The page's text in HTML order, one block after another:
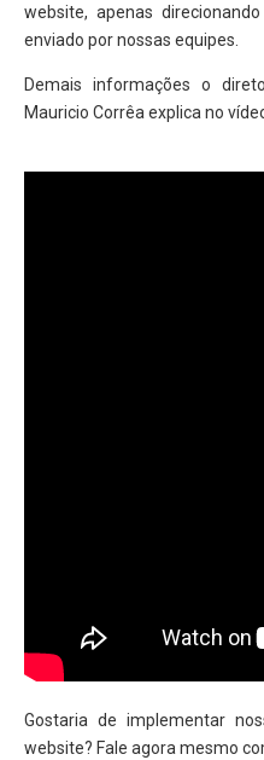
website, apenas
enviado por nossas equipes.
Demais informações o
Mauricio Corrêa explica no
Gostaria de implementar
website? Fale agora mesmo